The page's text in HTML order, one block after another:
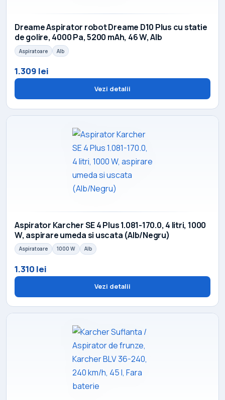
Dreame Aspirator robot Dreame D10 Plus cu statie
de golire, 4000 Pa, 5200 mAh, 46 W, Alb
Aspiratoare Alb
1.309 lei
Vezi detalii
Aspirator Karcher SE 4 Plus 1.081-170.0, 4 litri, 1000
W, aspirare umeda si uscata (Alb/Negru)
Aspiratoare 1000 W Alb
1.310 lei
Vezi detalii